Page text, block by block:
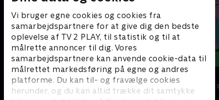
Vi bruger egne cookies og cookies fra
samarbejdspartnere for at give dig den bedste
oplevelse af TV 2 PLAY, til statistik og til at
målrette annoncer til dig. Vores
samarbejdspartnere kan anvende cookie-data til
målrettet markedsføring på egne og andres
platforme. Du kan til- og fravælge cookies
herunder, og du kan altid trække dit samtykke
Rasmus Klump
Børneserier • 3 sæsoner
Gurli Gris
Børneserier •